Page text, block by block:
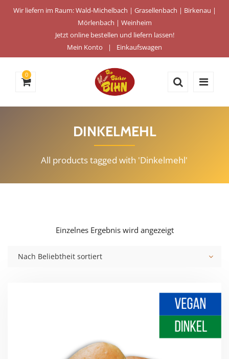
Wir liefern im Raum: Wald-Michelbach | Grasellenbach | Birkenau |
Mörlenbach | Weinheim
Jetzt online bestellen und liefern lassen!
Mein Konto
Einkaufswagen
0
DINKELMEHL
All products tagged with 'Dinkelmehl'
Einzelnes Ergebnis wird angezeigt
Nach Beliebtheit sortiert